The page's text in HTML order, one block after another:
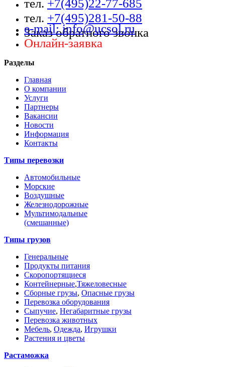
тел. +7(495)22-77-685
тел. +7(495)281-50-88
Заказ обратного звонка
e-mail: info@ucsol.ru
Онлайн-заявка
Разделы
Главная
О компании
Услуги
Партнеры
Вакансии
Новости
Информация
Контакты
Типы перевозки
Автомобильные
Морские
Воздушные
Железнодорожные
Мультимодальные
(смешанные)
Типы грузов
Генеральные
Продукты питания
Скоропортящиеся
Контейнерные,Тяжеловесные
Сборные грузы, Опасные грузы
Перевозка оборудования
Сыпучие, Негабаритные грузы
Перевозка животных
Мебель, Одежда, Игрушки
Растения и цветы
Растаможка